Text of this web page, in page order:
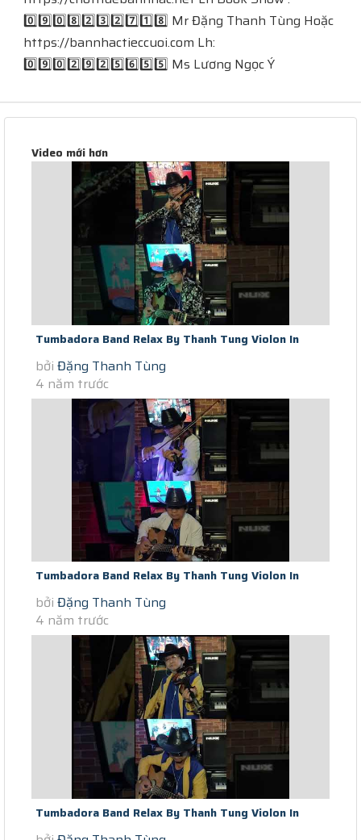
0️⃣9️⃣0️⃣8️⃣2️⃣3️⃣2️⃣7️⃣1️⃣8️⃣ Mr Đặng Thanh Tùng Hoặc
https://bannhactieccuoi.com​​​​ Lh:
0️⃣9️⃣0️⃣2️⃣9️⃣2️⃣5️⃣6️⃣5️⃣5️⃣ Ms Lương Ngọc Ý
Video mới hơn
Tumbadora Band Relax By Thanh Tung Violon In
Saigon Social Distance Lemon...
bởi Đặng Thanh Tùng
4 năm trước
Tumbadora Band Relax By Thanh Tung Violon In
Saigon Social Distance...
bởi Đặng Thanh Tùng
4 năm trước
Tumbadora Band Relax By Thanh Tung Violon In